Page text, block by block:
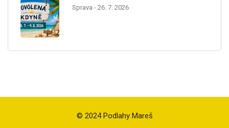
Sprava - 26. 7. 2026
© 2024 Podlahy Mareš